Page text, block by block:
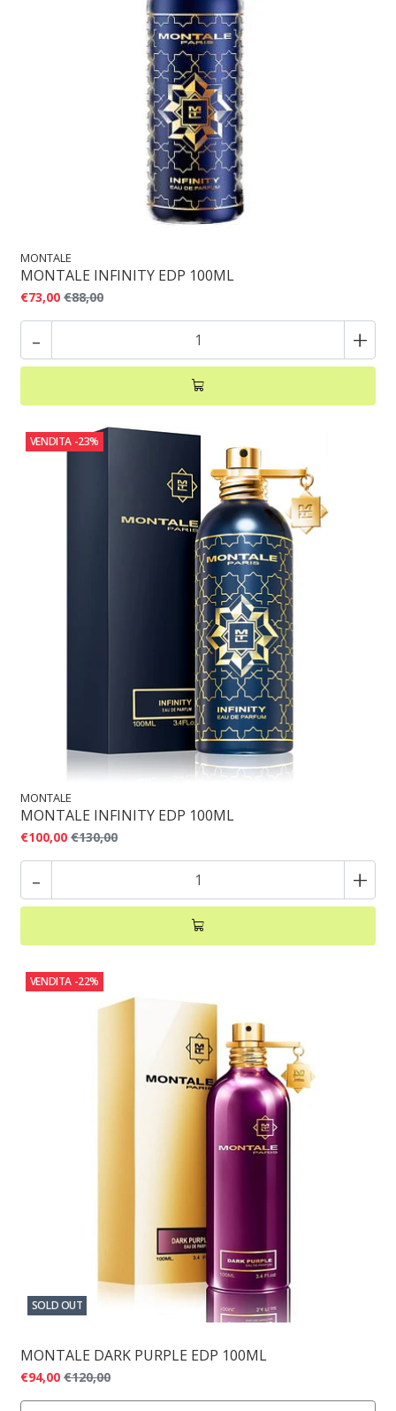
MONTALE
MONTALE INFINITY EDP 100ML
€73,00 €88,00
- +
VENDITA -23%
MONTALE
MONTALE INFINITY EDP 100ML
€100,00 €130,00
- +
VENDITA -22%
SOLD OUT
MONTALE DARK PURPLE EDP 100ML
€94,00 €120,00